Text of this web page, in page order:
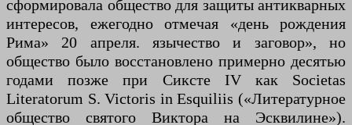
сформировала общество для защиты антикварных
интересов, ежегодно отмечая «день рождения
Рима» 20 апреля. язычество и заговор», но
общество было восстановлено примерно десятью
годами позже при Сиксте IV как Societas
Literatorum S. Victoris in Esquiliis («Литературное
общество святого Виктора на Эсквилине»).